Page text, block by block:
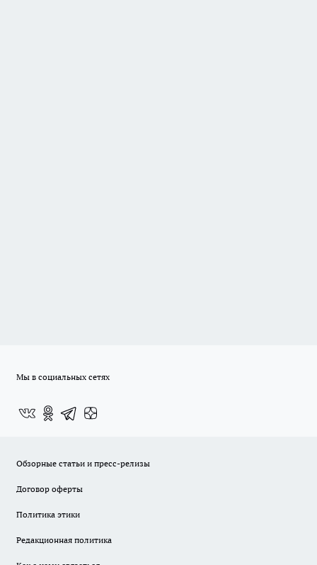
Мы в социальных сетях
Обзорные статьи и пресс-релизы
Договор оферты
Политика этики
Редакционная политика